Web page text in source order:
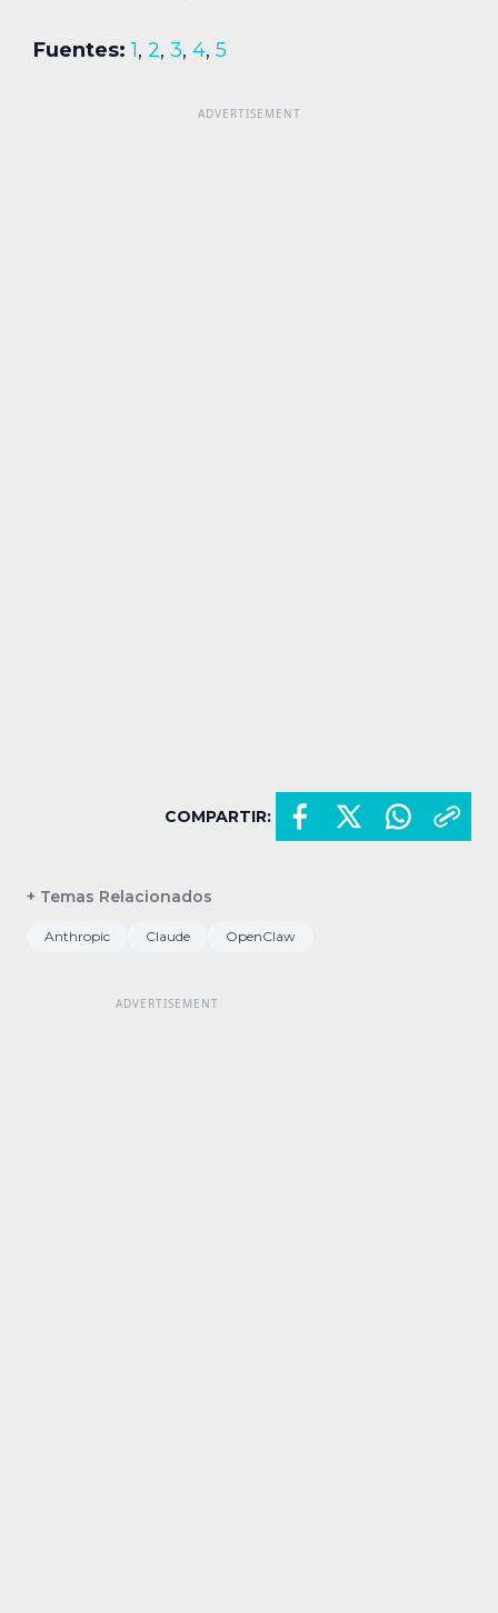
Fuentes: 1, 2, 3, 4, 5
COMPARTIR:
+ Temas Relacionados
Anthropic Claude OpenClaw